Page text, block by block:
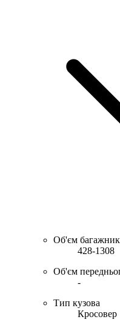
Об'єм
428-1308
Об'єм
-
Тип кузова
Кросовер